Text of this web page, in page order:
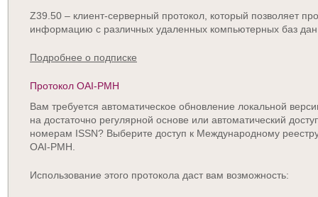
Z39.50 – клиент-серверный протокол, который позволяет
информацию с различных удаленных компьютерных баз
Подробнее о подписке
Протокол OAI-PMH
Вам требуется автоматическое обновление локальной
на достаточно регулярной основе или автоматический
номерам ISSN? Выберите доступ к Международному
OAI-PMH.
Использование этого протокола даст вам возможность: